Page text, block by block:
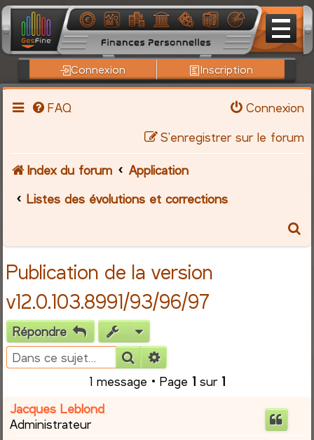
Connexion Inscription
FAQ
Connexion
S’enregistrer sur le forum
Index du forum
Application
Listes des évolutions et corrections
Publication de la version
v12.0.103.8991/93/96/97
Répondre
Rechercher
1 message • Page 1 sur 1
Jacques Leblond
Administrateur